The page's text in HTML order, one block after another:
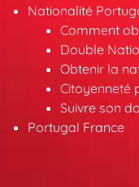
Nationalité
Comment
Double
Obtenir la
Citoyenneté
Suivre son
Portugal France